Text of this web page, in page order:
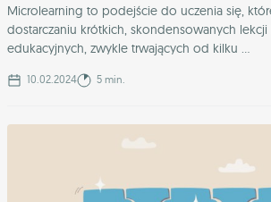
Microlearning to podejście do uczenia się,
dostarczaniu krótkich, skondensowanych lekcji
edukacyjnych, zwykle trwających od kilku ...
10.02.2024 5 min.